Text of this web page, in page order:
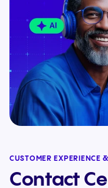
CUSTOMER EXPERIENCE
Contact